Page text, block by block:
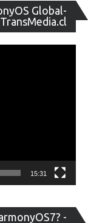
Global-
TransMedia.cl
de
15:31
-